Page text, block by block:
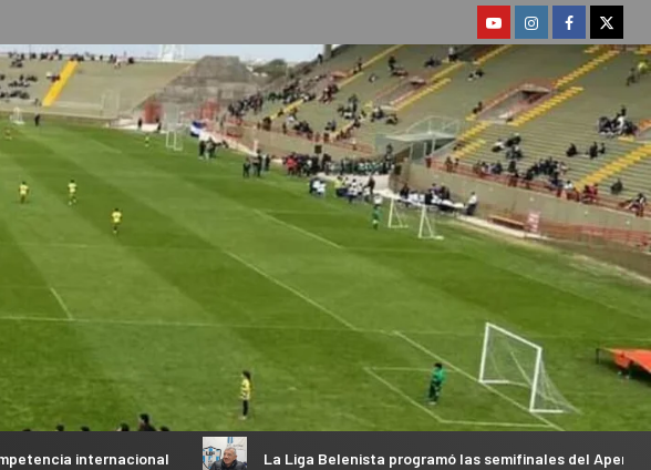
La Liga Belenista programó las semifinales del Apertura y habló su